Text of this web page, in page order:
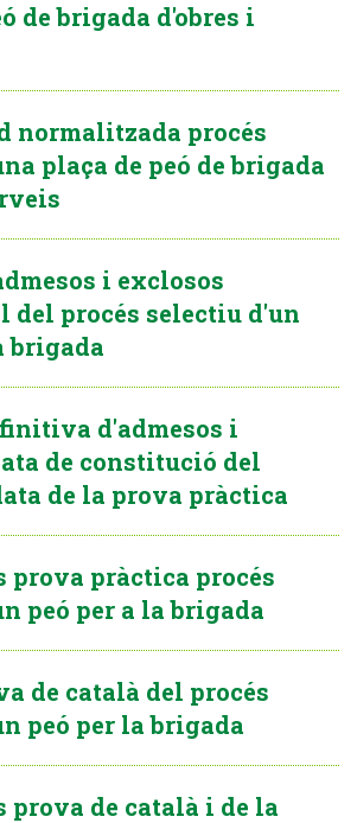
de brigada d'obres i
normalitzada procés
plaça de peó de brigada
i exclosos
del procés selectiu d'un
brigada
d'admesos i
de constitució del
de la prova pràctica
prova pràctica procés
peó per a la brigada
de català del procés
peó per la brigada
prova de català i de la